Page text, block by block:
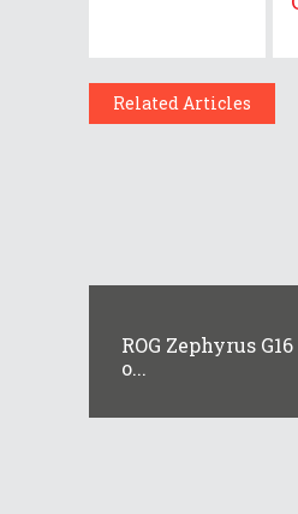
Related Articles
ROG Zephyrus
o...